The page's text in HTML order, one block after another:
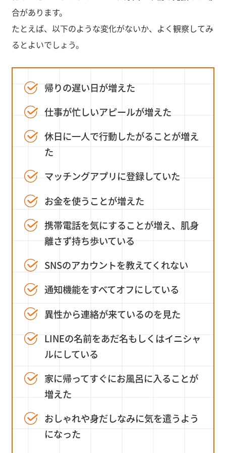
合があります。
たとえば、以下のような変化がないか、よく観察してみ
るとよいでしょう。
帰りの遅い日が増えた
仕事が忙しいアピールが増えた
休日に一人で行動したがることが増え
た
マッチングアプリに登録していた
お金を使うことが増えた
携帯電話を気にすることが増え、肌身
離さず持ち歩いている
SNSのアカウントを教えてくれない
通知機能をすべてオフにしている
異性から連絡が来ているのを見た
LINEの名前をあだ名もしくはイニシャ
ルにしている
家に帰ってすぐにお風呂に入ることが
増えた
おしゃれや身だしなみに気を遣うよう
になった